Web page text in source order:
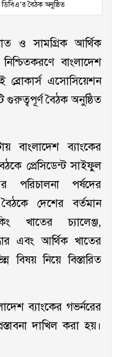
বৈঠক অনুষ্ঠিত
ও সামগ্রিক আর্থিক
বাংলাদেশ
ব্রোকার্স এসোসিয়েশন
বৈঠক অনুষ্ঠিত
ব্যাংকের
প্রেসিডেন্ট সাইফুল
পরিচালনা পর্ষদের
দেশের বর্তমান
খাতের চ্যালেঞ্জ,
এবং আর্থিক খাতের
বিষয় নিয়ে বিস্তারিত
ব্যাংকের গভর্নরের
দাখিল করা হয়।